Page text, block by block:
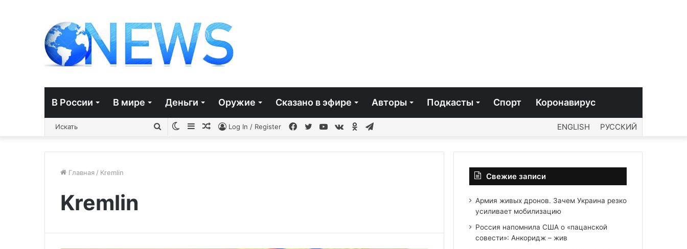
В России В мире Деньги Оружие Сказано в эфире Авторы Подкасты Спорт Коронавирус
Искать SwitchSidebarСлучайная
Log In / Register Facebook
TwitterYouTubevk.comОдноклассники
Telegram ENGLISH РУССКИЙ
Главная / Kremlin
Kremlin
Свежие записи
Армия живых дронов. Зачем Украина резко
усиливает мобилизацию
Россия напомнила США о «пацанской
совести»: Анкоридж – жив